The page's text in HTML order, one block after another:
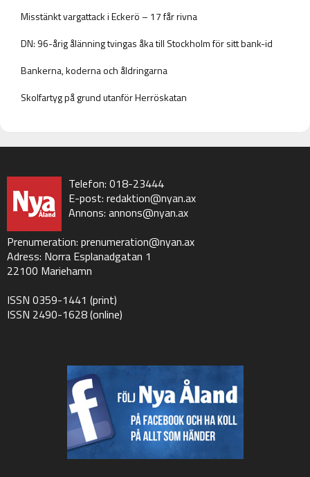
Misstänkt vargattack i Eckerö – 17 får rivna
DN: 96-årig ålänning tvingas åka till Stockholm för sitt bank-id
Bankerna, koderna och åldringarna
Skolfartyg på grund utanför Herröskatan
Telefon: 018-23444
E-post: redaktion@nyan.ax
Annons: annons@nyan.ax
Prenumeration: prenumeration@nyan.ax
Adress: Norra Esplanadgatan 1
22100 Mariehamn
ISSN 0359-1441 (print)
ISSN 2490-1628 (online)